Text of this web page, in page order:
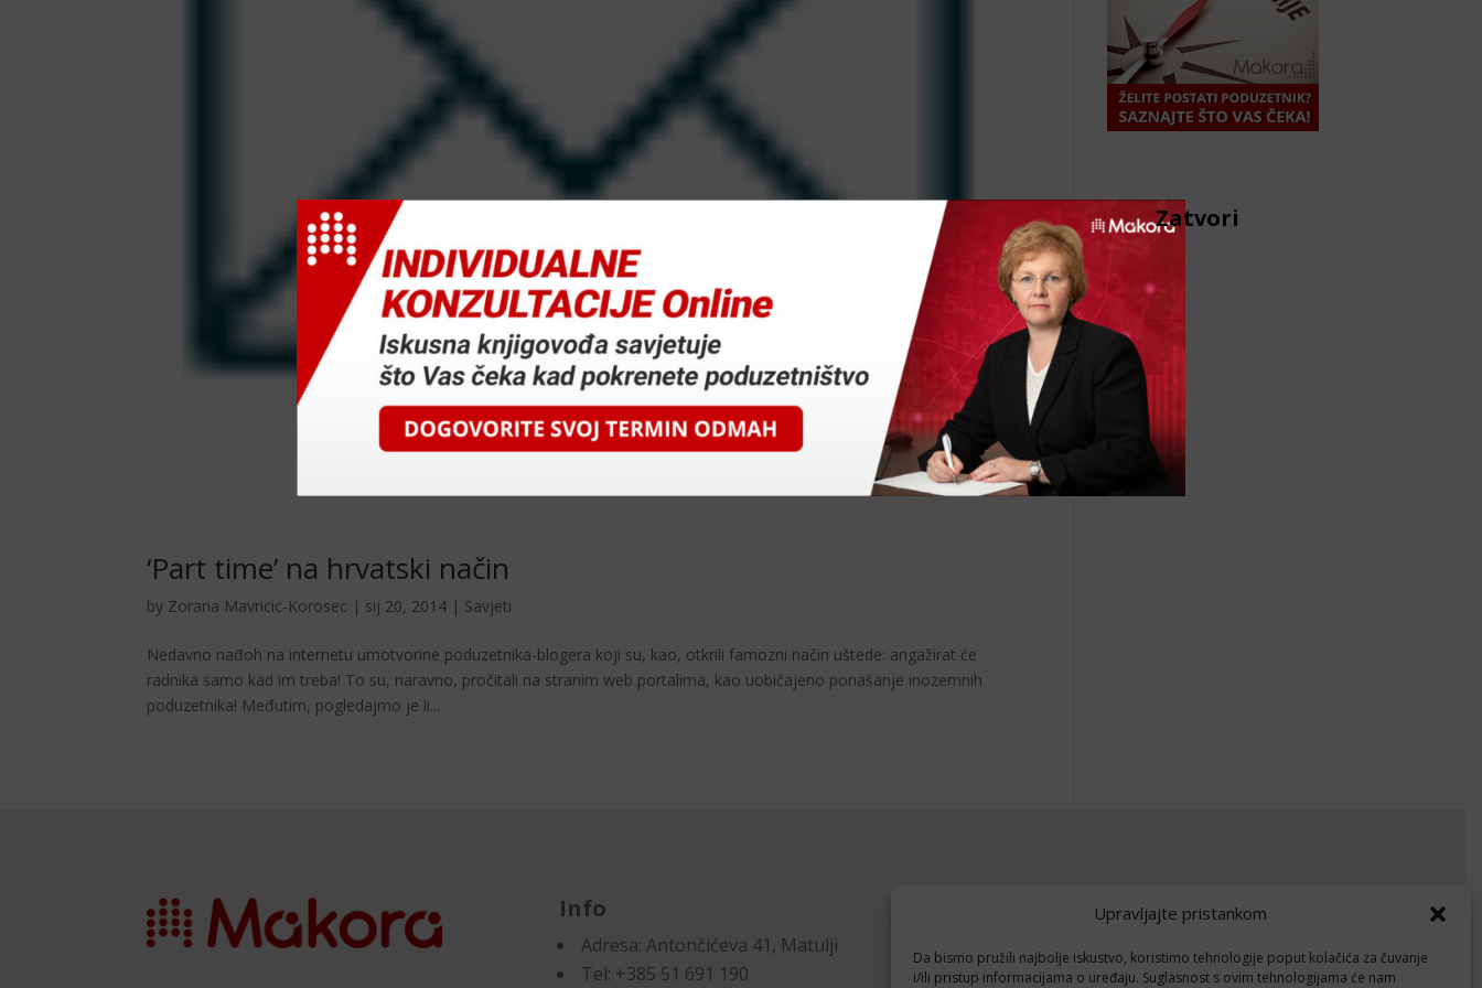
Upravljajte pristankom
Da bismo pružili najbolje iskustvo, koristimo tehnologije poput kolačića za čuvanje
i/ili pristup informacijama o uređaju. Suglasnost s ovim tehnologijama će nam
‘Part time’ na hrvatski način
by Zorana Mavricic-Korosec | sij 20, 2014| Savjeti
Nedavno nađoh na internetu umotvorine poduzetnika-blogera koji su, kao, otkrili famozni način uštede: angažirat će
radnika samo kad im treba! To su, naravno, pročitali na stranim web portalima, kao uobičajeno ponašanje inozemnih
poduzetnika! Međutim, pogledajmo je li...
Info
Adresa: Antončićeva 41, Matulji
Tel: +385 51 691 190
Dokumenti
Pravila privatnosti
Politika kolačića (EU)
Zatvori